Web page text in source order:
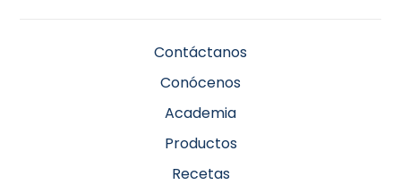
Contáctanos
Conócenos
Academia
Productos
Recetas